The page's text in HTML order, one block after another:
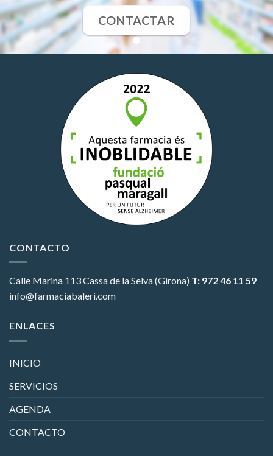
CONTACTAR
CONTACTO
Calle Marina 113Cassa de la Selva (Girona) T: 972 46 11 59
info@farmaciabaleri.com
ENLACES
INICIO
SERVICIOS
AGENDA
CONTACTO